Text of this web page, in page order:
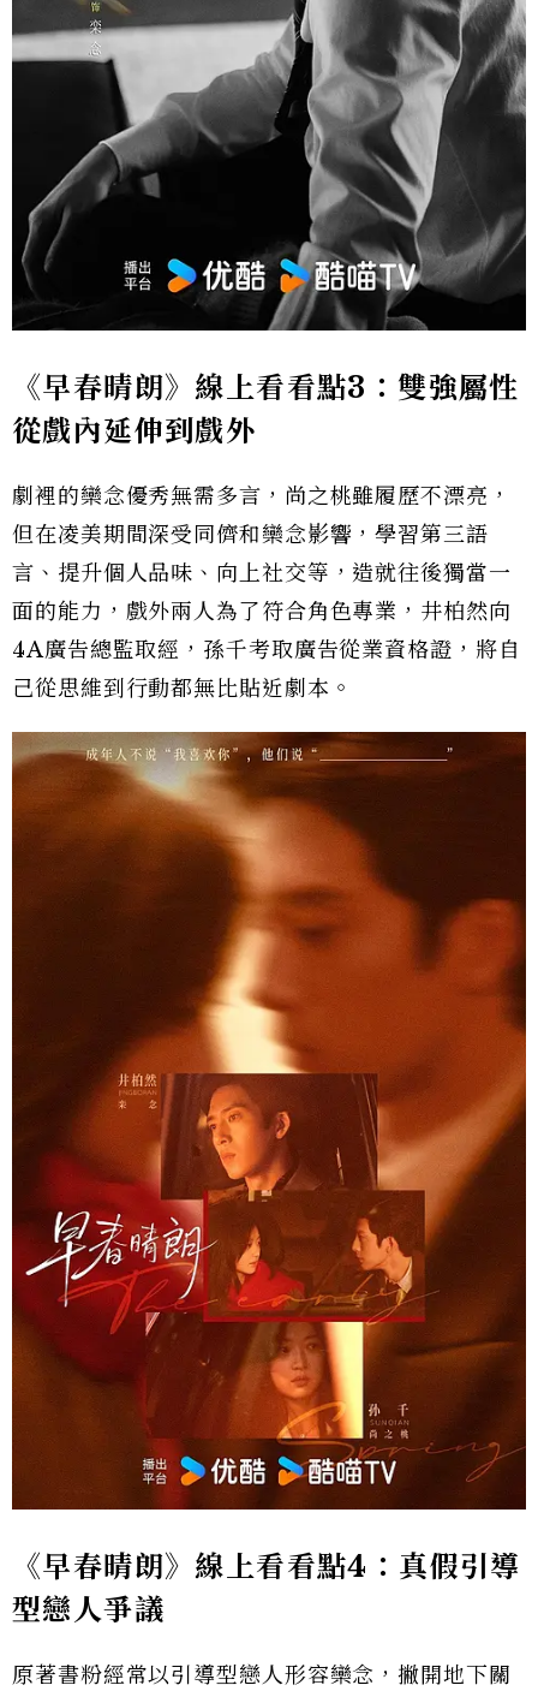
《早春晴朗》線上看看點3：雙強屬性
從戲內延伸到戲外
劇裡的欒念優秀無需多言，尚之桃雖履歷不漂亮，
但在凌美期間深受同儕和欒念影響，學習第三語
言、提升個人品味、向上社交等，造就往後獨當一
面的能力，戲外兩人為了符合角色專業，井柏然向
4A廣告總監取經，孫千考取廣告從業資格證，將自
己從思維到行動都無比貼近劇本。
《早春晴朗》線上看看點4：真假引導
型戀人爭議
原著書粉經常以引導型戀人形容欒念，撇開地下關